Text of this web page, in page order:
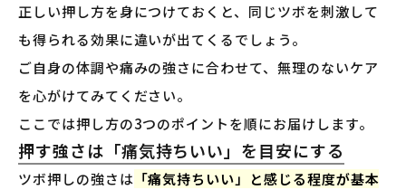
正しい押し方を身につけておくと、同じツボを刺激して
も得られる効果に違いが出てくるでしょう。
ご自身の体調や痛みの強さに合わせて、無理のないケア
を心がけてみてください。
ここでは押し方の3つのポイントを順にお届けします。
押す強さは「痛気持ちいい」を目安にする
ツボ押しの強さは 「痛気持ちいい」と感じる程度が基本